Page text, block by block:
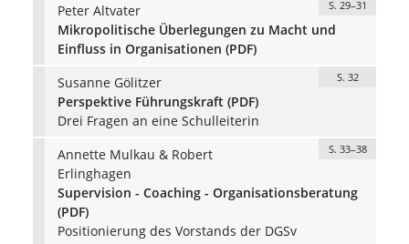
Peter Altvater
S. 29–31
Mikropolitische Überlegungen zu Macht und
Einfluss in Organisationen (PDF)
Susanne Gölitzer
S. 32
Perspektive Führungskraft (PDF)
Drei Fragen an eine Schulleiterin
Annette Mulkau & Robert
Erlinghagen
S. 33–38
Supervision - Coaching - Organisationsberatung
(PDF)
Positionierung des Vorstands der DGSv